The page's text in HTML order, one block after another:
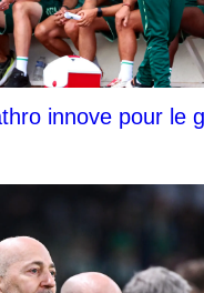
innove pour le